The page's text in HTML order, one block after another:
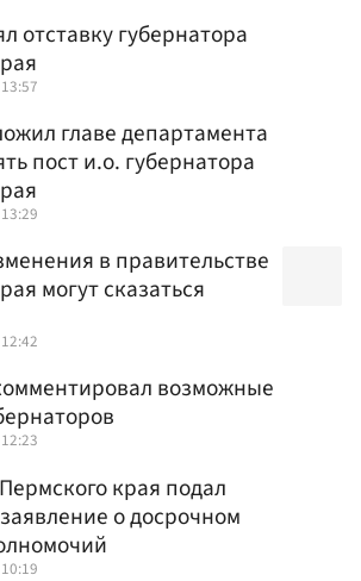
отставку губернатора
главе департамента
пост и.о. губернатора
в правительстве
могут сказаться
возможные
края подал
о досрочном